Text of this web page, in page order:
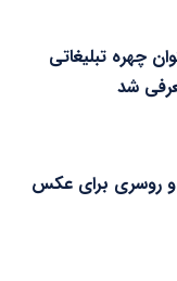
چهره تبلیغاتی
شد
روسری برای عکس